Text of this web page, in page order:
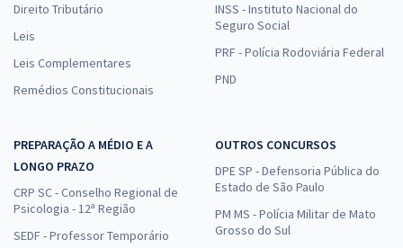
Direito Tributário
Leis
Leis Complementares
Remédios Constitucionais
INSS - Instituto Nacional do
Seguro Social
PRF - Polícia Rodoviária Federal
PND
PREPARAÇÃO A MÉDIO E A
LONGO PRAZO
CRP SC - Conselho Regional de
Psicologia - 12ª Região
SEDF - Professor Temporário
OUTROS CONCURSOS
DPE SP - Defensoria Pública do
Estado de São Paulo
PM MS - Polícia Militar de Mato
Grosso do Sul